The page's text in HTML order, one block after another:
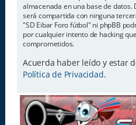
almacenada en una base de
será compartida con ninguna
"SD Eibar Foro fútbol" ni phpBB
por cualquier intento de hacking
comprometidos.
Acuerda haber leído y estar
Política de Privacidad.